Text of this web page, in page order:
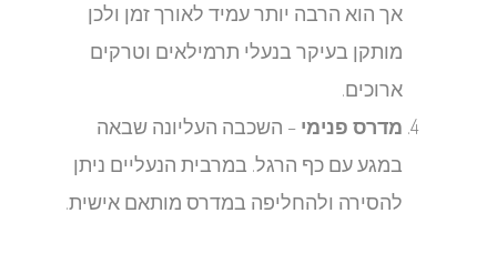
אך הוא הרבה יותר עמיד לאורך זמן ולכן
מותקן בעיקר בנעלי תרמילאים וטרקים
ארוכים.
מדרס פנימי– השכבה העליונה שבאה
במגע עם כף הרגל. במרבית הנעליים ניתן
להסירה ולהחליפה במדרס מותאם אישית.